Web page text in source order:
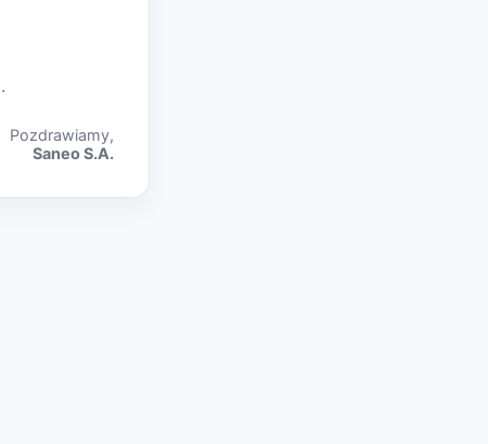
.
Pozdrawiamy,
Saneo S.A.